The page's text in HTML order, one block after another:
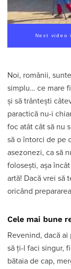
Next video
Noi, românii,
simplu… ce mare
și să trântești
paractică nu-i
foc atât cât să nu
să o întorci de pe
asezonezi, ca să
folosești, așa
artă! Dacă vrei să
oricând
Cele mai bune
Revenind, dacă
să ți-l faci singur,
bătaia de cap,